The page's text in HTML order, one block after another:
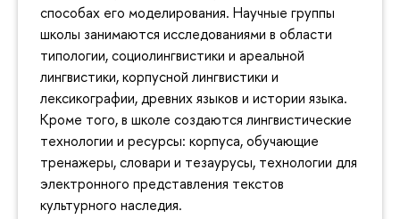
способах его моделирования. Научные группы
школы занимаются исследованиями в области
типологии, социолингвистики и ареальной
лингвистики, корпусной лингвистики и
лексикографии, древних языков и истории языка.
Кроме того, в школе создаются лингвистические
технологии и ресурсы: корпуса, обучающие
тренажеры, словари и тезаурусы, технологии для
электронного представления текстов
культурного наследия.